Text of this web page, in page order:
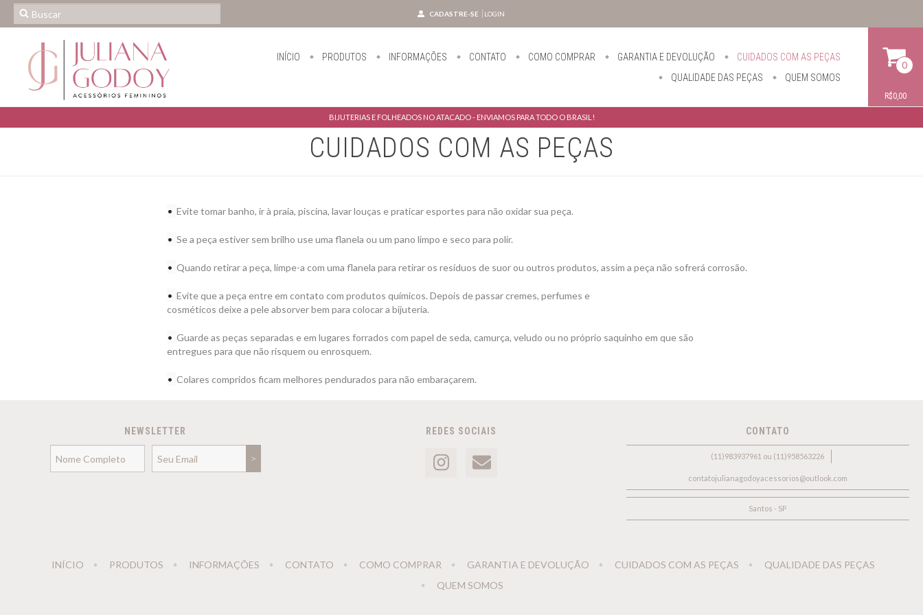
CADASTRE-SE LOGIN
INÍCIO PRODUTOS INFORMAÇÕES CONTATO COMO COMPRAR GARANTIA E DEVOLUÇÃO
CUIDADOS COM AS PEÇAS
QUALIDADE DAS PEÇAS
QUEM SOMOS
0
R$0,00
BIJUTERIAS E FOLHEADOS NO ATACADO - ENVIAMOS PARA TODO O BRASIL!
CUIDADOS COM AS PEÇAS
• Evite tomar banho, ir à praia, piscina, lavar louças e praticar esportes para não oxidar sua peça.
• Se a peça estiver sem brilho use uma flanela ou um pano limpo e seco para polir.
• Quando retirar a peça, limpe-a com uma flanela para retirar os resíduos de suor ou outros produtos, assim a peça não sofrerá corrosão.
• Evite que a peça entre em contato com produtos químicos. Depois de passar cremes, perfumes e
cosméticos deixe a pele absorver bem para colocar a bijuteria.
• Guarde as peças separadas e em lugares forrados com papel de seda, camurça, veludo ou no próprio saquinho em que são
entregues para que não risquem ou enrosquem.
• Colares compridos ficam melhores pendurados para não embaraçarem.
NEWSLETTER REDES SOCIAIS CONTATO
(11)983937961 ou (11)958563226
contatojulianagodoyacessorios@outlook.com
Santos - SP
INÍCIO PRODUTOS INFORMAÇÕES CONTATO COMO COMPRAR GARANTIA E DEVOLUÇÃO CUIDADOS COM AS PEÇAS
QUALIDADE DAS PEÇAS
QUEM SOMOS